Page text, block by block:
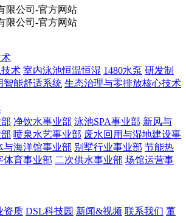
术 室内泳池恒温恒湿 1480水泵 研发制
智能舒适系统 生态治理与零排放核心技术
净饮水事业部 泳池SPA事业部 新风与
喷泉水艺事业部 废水回用与湿地建设事
与海洋馆事业部 别墅行业事业部 节能热
体育事业部 二次供水事业部 场馆运营事
资质 DSL科技园 新闻&视频 联系我们 董